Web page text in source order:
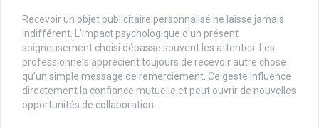
Recevoir un objet publicitaire personnalisé ne laisse jamais
indifférent. L’impact psychologique d’un présent
soigneusement choisi dépasse souvent les attentes. Les
professionnels apprécient toujours de recevoir autre chose
qu’un simple message de remerciement. Ce geste influence
directement la confiance mutuelle et peut ouvrir de nouvelles
opportunités de collaboration.